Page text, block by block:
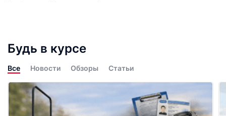
Будь в курсе
Все Новости Обзоры Статьи